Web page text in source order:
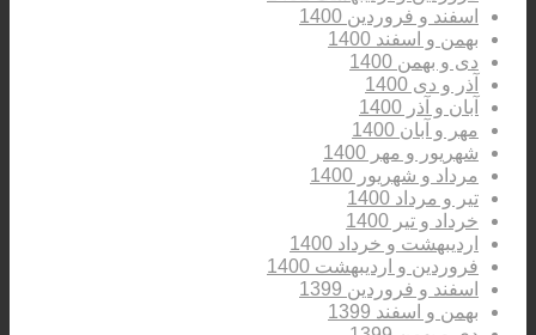
اسفند و فروردین 1400
بهمن و اسفند 1400
دی و بهمن 1400
آذر و دی 1400
آبان و آذر 1400
مهر و آبان 1400
شهریور و مهر 1400
مرداد و شهریور 1400
تیر و مرداد 1400
خرداد و تیر 1400
اردیبهشت و خرداد 1400
فروردین و اردیبهشت 1400
اسفند و فروردین 1399
بهمن و اسفند 1399